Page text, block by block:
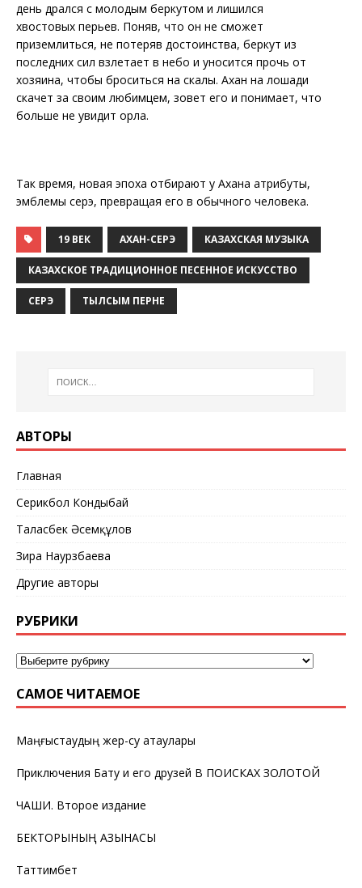
день дрался с молодым беркутом и лишился
хвостовых перьев. Поняв, что он не сможет
приземлиться, не потеряв достоинства, беркут из
последних сил взлетает в небо и уносится прочь от
хозяина, чтобы броситься на скалы. Ахан на лошади
скачет за своим любимцем, зовет его и понимает, что
больше не увидит орла.
Так время, новая эпоха отбирают у Ахана атрибуты,
эмблемы серэ, превращая его в обычного человека.
19 ВЕК АХАН-СЕРЭ КАЗАХСКАЯ МУЗЫКА
КАЗАХСКОЕ ТРАДИЦИОННОЕ ПЕСЕННОЕ ИСКУССТВО
СЕРЭ ТЫЛСЫМ ПЕРНЕ
АВТОРЫ
Главная
Серикбол Кондыбай
Таласбек Әсемқұлов
Зира Наурзбаева
Другие авторы
РУБРИКИ
САМОЕ ЧИТАЕМОЕ
Маңғыстаудың жер-су атаулары
Приключения Бату и его друзей В ПОИСКАХ ЗОЛОТОЙ
ЧАШИ. Второе издание
БЕКТОРЫНЫҢ ҚАЗЫНАСЫ
Таттимбет